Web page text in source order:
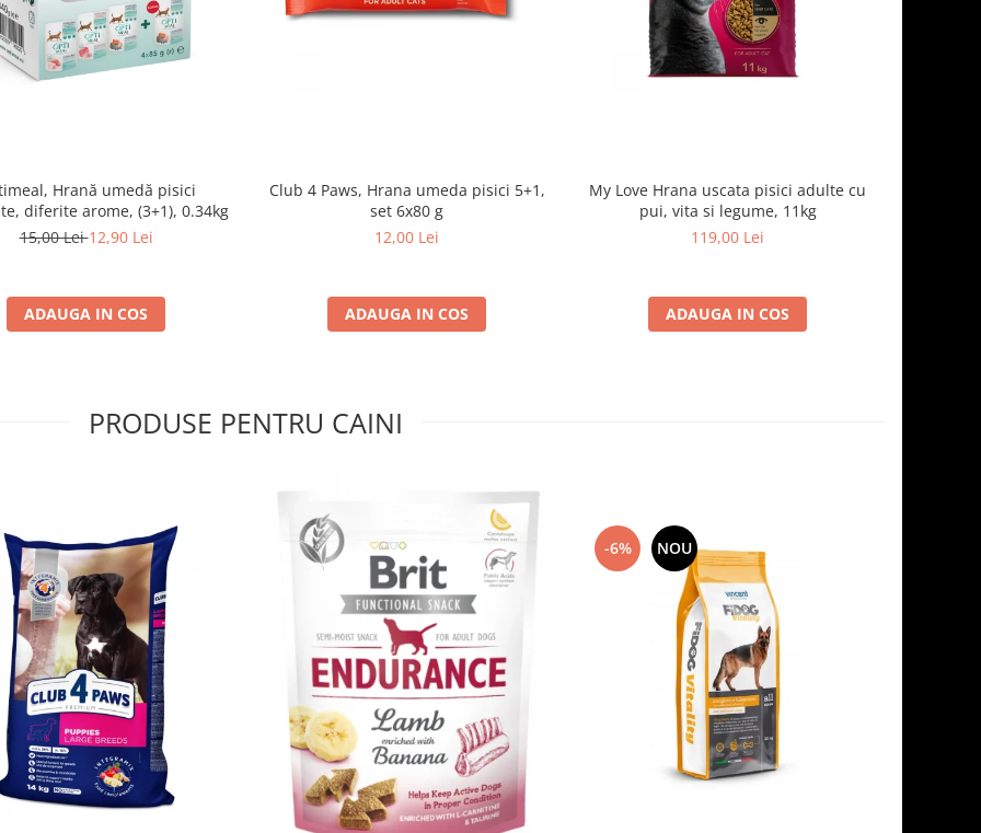
Hrană umedă pisici
diferite arome, (3+1), 0.34kg
15,00 Lei12,90 Lei
ADAUGA IN COS
Club 4 Paws, Hrana umeda pisici 5+1,
set 6x80 g
12,00 Lei
ADAUGA IN COS
My Love Hrana uscata pisici adulte cu
pui, vita si legume, 11kg
119,00 Lei
ADAUGA IN COS
PRODUSE PENTRU CAINI
-6% NOU